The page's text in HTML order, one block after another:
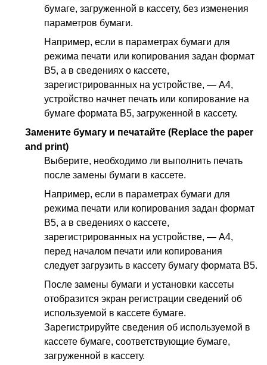
бумаге, загруженной в кассету, без изменения
параметров бумаги.
Например, если в параметрах бумаги для
режима печати или копирования задан формат
B5, а в сведениях о кассете,
зарегистрированных наустройстве, — A4,
устройство начнет печать или копирование на
бумаге формата B5, загруженной в кассету.
Замените бумагу и печатайте (Replace the paper
and print)
Выберите, необходимо ли выполнить печать
после замены бумаги в кассете.
Например, если в параметрах бумаги для
режима печати или копирования задан формат
B5, а в сведениях о кассете,
зарегистрированных наустройстве, — A4,
перед началом печати или копирования
следует загрузить в кассету бумагу формата B5.
После замены бумаги и установки кассеты
отобразится экран регистрации сведений об
используемой в кассете бумаге.
Зарегистрируйте сведения об используемой в
кассете бумаге, соответствующие бумаге,
загруженной в кассету.